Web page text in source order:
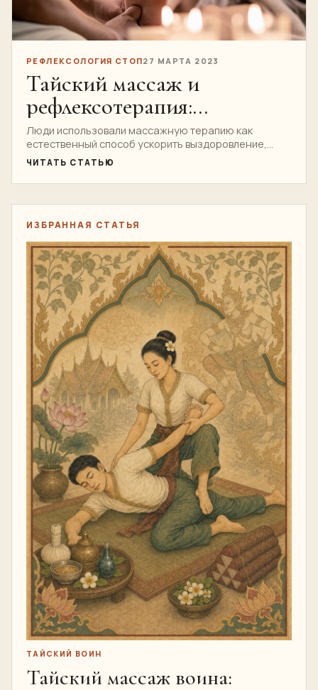
РЕФЛЕКСОЛОГИЯ СТОП27 МАРТА 2023
Тайский массаж и
рефлексотерапия:
стимулирование
естественного процесса
заживления организма
Люди использовали массажную терапию как
естественный способ ускорить выздоровление,
расслабление и общее самочувствие с тех пор...
ЧИТАТЬ СТАТЬЮ
ИЗБРАННАЯ СТАТЬЯ
ТАЙСКИЙ ВОИН
Тайский массаж воина: